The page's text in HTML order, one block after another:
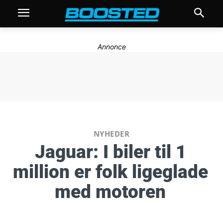
Annonce
NYHEDER
Jaguar: I biler til 1
million er folk ligeglade
med motoren